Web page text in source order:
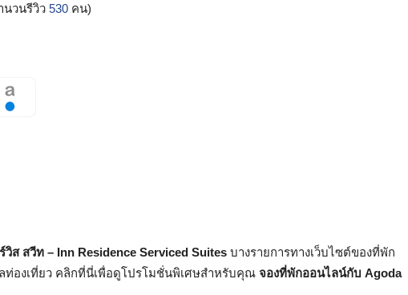
นวนรีวิว 530 คน)
วิส สวีท – Inn Residence Serviced Suites บางรายการทางเว็บไซต์ของที่พัก
องเที่ยว คลิกที่นี่เพื่อดูโปรโมชั่นพิเศษสำหรับคุณ จองที่พักออนไลน์กับ Agoda